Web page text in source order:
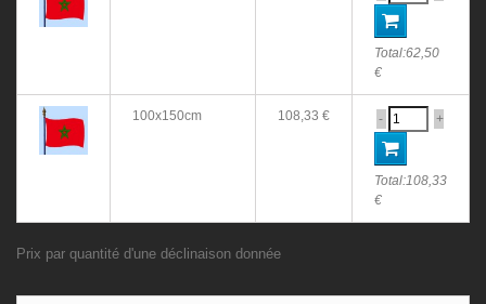
Total:62,50
€
100x150cm 108,33 € - +
Total:108,33
€
Prix par quantité d'une déclinaison donnée